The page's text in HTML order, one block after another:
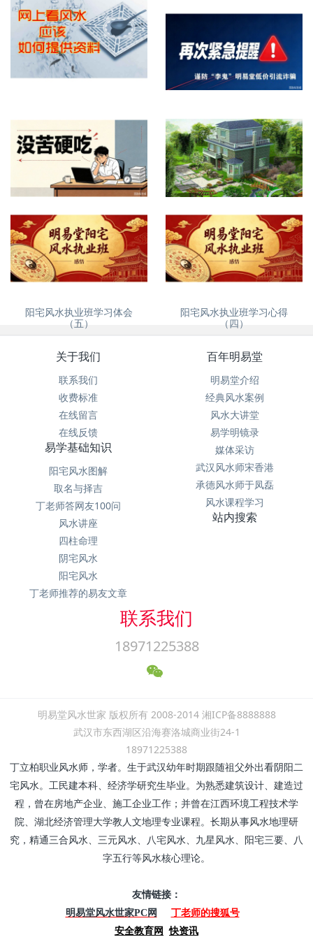
再次紧急提醒，谨防诈骗
没苦硬吃？ 自建房、别墅风水怎么看
阳宅风水执业班学习体会
（五）
阳宅风水执业班学习心得
（四）
关于我们
联系我们
收费标准
在线留言
在线反馈
百年明易堂
明易堂介绍
经典风水案例
风水大讲堂
易学明镜录
媒体采访
武汉风水师宋香港
承德风水师于凤磊
风水课程学习
易学基础知识
阳宅风水图解
取名与择吉
丁老师答网友100问
风水讲座
四柱命理
阴宅风水
阳宅风水
丁老师推荐的易友文章
站内搜索
联系我们
18971225388
明易堂风水世家 版权所有 2008-2014 湘ICP备8888888
武汉市东西湖区沿海赛洛城商业街24-1
18971225388
丁立柏职业风水师，学者。生于武汉幼年时期跟随祖父外出看阴阳二
宅风水。工民建本科、经济学研究生毕业。为熟悉建筑设计、建造过
程，曾在房地产企业、施工企业工作；并曾在江西环境工程技术学
院、湖北经济管理大学教人文地理专业课程。长期从事风水地理研
究，精通三合风水、三元风水、八宅风水、九星风水、阳宅三要、八
字五行等风水核心理论。
友情链接：
明易堂风水世家PC网
丁老师的搜狐号
安全教育网 快资讯